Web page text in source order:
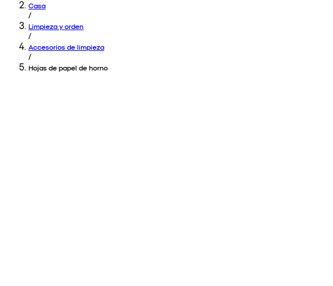
Casa
/
Limpieza y orden
/
Accesorios de limpieza
/
Hojas de papel de horno